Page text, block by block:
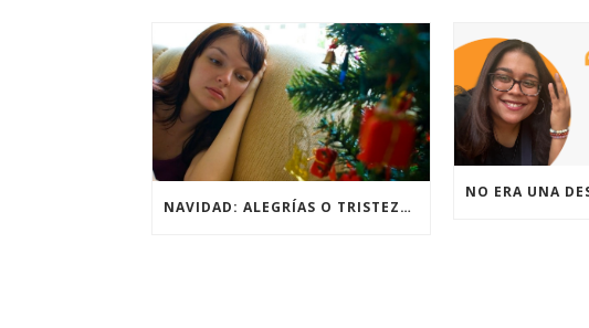
NAVIDAD: ALEGRÍAS O TRISTEZAS?